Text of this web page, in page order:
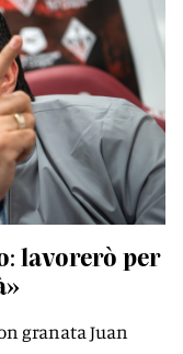
lavorerò per
granata Juan